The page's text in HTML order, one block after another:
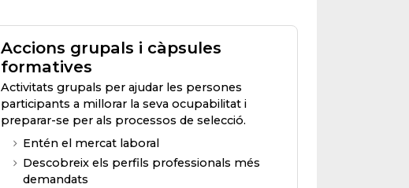
Accions grupals i càpsules
formatives
Activitats grupals per ajudar les persones
participants a millorar la seva ocupabilitat i
preparar-se per als processos de selecció.
Entén el mercat laboral
Descobreix els perfils professionals més
demandats